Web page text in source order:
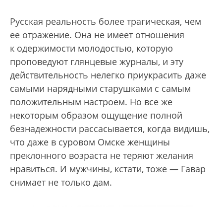
Русская реальность более трагическая, чем
ее отражение. Она не имеет отношения
к одержимости молодостью, которую
проповедуют глянцевые журналы, и эту
действительность нелегко приукрасить даже
самыми нарядными старушками с самым
положительным настроем. Но все же
некоторым образом ощущение полной
безнадежности рассасывается, когда видишь,
что даже в суровом Омске женщины
преклонного возраста не теряют желания
нравиться. И мужчины, кстати, тоже — Гавар
снимает не только дам.